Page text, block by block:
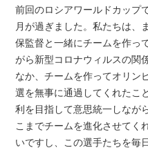
前回のロシアワールドカップ
月が過ぎました。私たちは、
保監督と一緒にチームを作っ
がら新型コロナウィルスの関
なか、チームを作ってオリン
選を無事に通過してくれたこ
利を目指して意思統一しなが
こまでチームを進化させてく
いですし、この選手たちを毎